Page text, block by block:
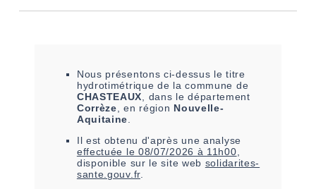
Nous présentons ci-dessus le titre
hydrotimétrique de la commune de
CHASTEAUX , dans le département
Corrèze , en région Nouvelle-
Aquitaine
Il est obtenu d'après une analyse
effectuée le 08/07/2026 à 11h00
disponible sur le site web solidarites-
sante.gouv.fr.